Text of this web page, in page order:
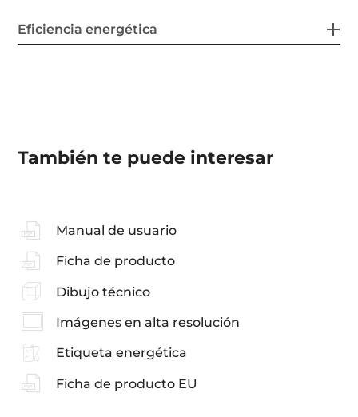
Eficiencia energética
También te puede interesar
Manual de usuario
Ficha de producto
Dibujo técnico
Imágenes en alta resolución
Etiqueta energética
Ficha de producto EU